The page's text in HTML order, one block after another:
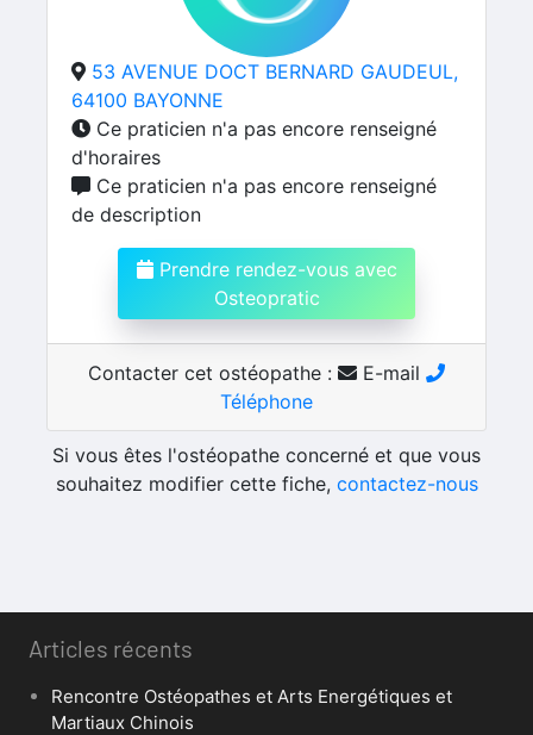
53 AVENUE DOCT BERNARD GAUDEUL,
64100 BAYONNE
Ce praticien n'a pas encore renseigné
d'horaires
Ce praticien n'a pas encore renseigné
de description
Prendre rendez-vous avec
Osteopratic
Contacter cet ostéopathe :
E-mail
Téléphone
Si vous êtes l'ostéopathe concerné et que vous
souhaitez modifier cette fiche, contactez-nous
Articles récents
Rencontre Ostéopathes et Arts Energétiques et
Martiaux Chinois